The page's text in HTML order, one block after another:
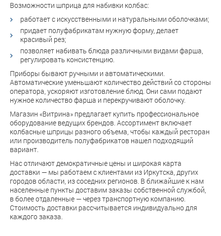
Возможности шприца для набивки колбас:
работает с искусственными и натуральными оболочками;
придает полуфабрикатам нужную форму, делает
красивый рез;
позволяет набивать блюда различными видами фарша,
регулировать консистенцию.
Приборы бывают ручными и автоматическими.
Автоматические уменьшают количество действий со стороны
оператора, ускоряют изготовление блюд. Они сами подают
нужное количество фарша и перекручивают оболочку.
Магазин «Витрина» предлагает купить профессиональное
оборудование ведущих брендов. Ассортимент включает
колбасные шприцы разного объема, чтобы каждый ресторан
или производитель полуфабрикатов нашел подходящий
вариант.
Нас отличают демократичные цены и широкая карта
доставки — мы работаем с клиентами из Иркутска, других
городов области, из соседних регионов. В ближайшие к нам
населенные пункты доставим заказы собственной службой,
в более отдаленные — через транспортную компанию.
Стоимость доставки рассчитывается индивидуально для
каждого заказа.